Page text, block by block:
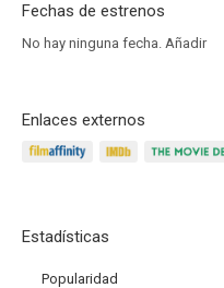
Fechas de estrenos
No hay ninguna fecha. Añadir
Enlaces externos
Estadísticas
Popularidad